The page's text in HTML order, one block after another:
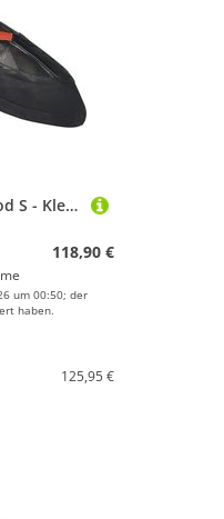
Black Diamond Method S - Kletterschuhe
118,90 €
um 00:50; der
haben.
125,95 €